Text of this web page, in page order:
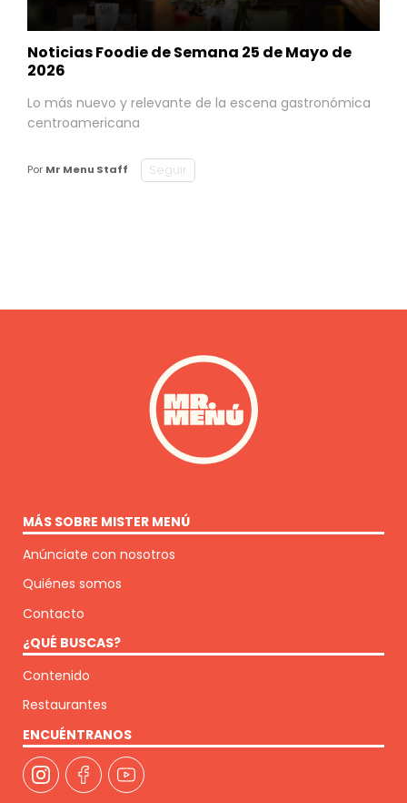
Noticias Foodie de Semana 25 de Mayo de
2026
Lo más nuevo y relevante de la escena gastronómica
centroamericana
Por Mr Menu Staff Seguir
MÁS SOBRE MISTER MENÚ
Anúnciate con nosotros
Quiénes somos
Contacto
¿QUÉ BUSCAS?
Contenido
Restaurantes
ENCUÉNTRANOS